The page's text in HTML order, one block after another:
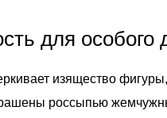
для особого
изящество
россыпью